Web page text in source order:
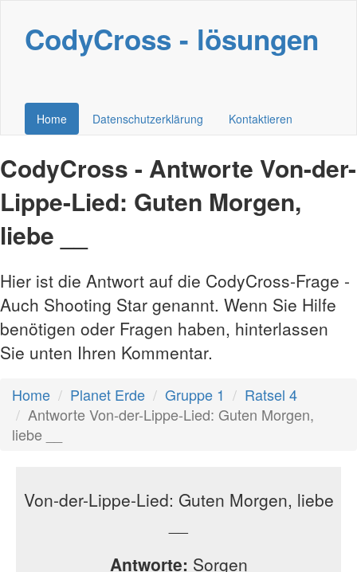
CodyCross - lösungen
Home Datenschutzerklärung Kontaktieren
CodyCross - Antworte Von-der-
Lippe-Lied: Guten Morgen,
liebe __
Hier ist die Antwort auf die CodyCross-Frage -
Auch Shooting Star genannt. Wenn Sie Hilfe
benötigen oder Fragen haben, hinterlassen
Sie unten Ihren Kommentar.
Home Planet Erde Gruppe 1
Ratsel 4
Antworte Von-der-Lippe-Lied: Guten Morgen,
liebe __
Von-der-Lippe-Lied: Guten Morgen, liebe
Antworte: Sorgen